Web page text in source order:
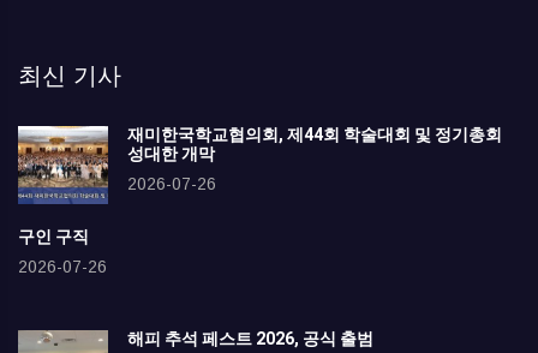
최신 기사
재미한국학교협의회, 제44회 학술대회 및 정기총회
성대한 개막
2026-07-26
구인 구직
2026-07-26
해피 추석 페스트 2026, 공식 출범